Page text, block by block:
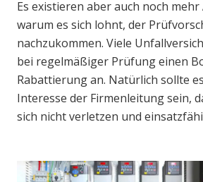
Es existieren aber auch noch
warum es sich lohnt, der
nachzukommen. Viele
bei regelmäßiger Prüfung einen
Rabattierung an. Natürlich sollte
Interesse der Firmenleitung sein,
sich nicht verletzen und